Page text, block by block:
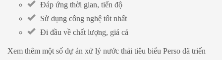
Đáp ứng thời gian, tiến độ
Sử dụng công nghệ tốt nhất
Đi đầu về chất lượng, giá cả
Xem thêm một số dự án xử lý nước thải tiêu biểu Perso đã triển